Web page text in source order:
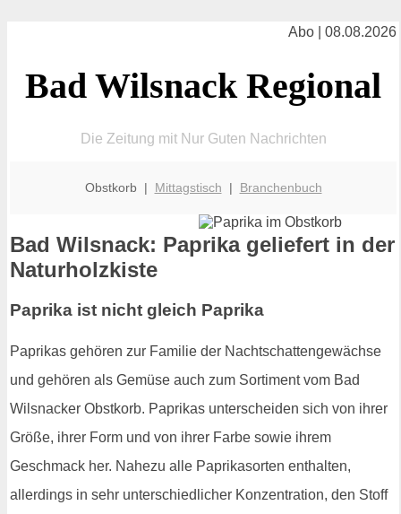
Abo | 08.08.2026
Bad Wilsnack Regional
Die Zeitung mit Nur Guten Nachrichten
Obstkorb | Mittagstisch | Branchenbuch
Bad Wilsnack: Paprika geliefert in der
Naturholzkiste
Paprika ist nicht gleich Paprika
Paprikas gehören zur Familie der Nachtschattengewächse
und gehören als Gemüse auch zum Sortiment vom Bad
Wilsnacker Obstkorb. Paprikas unterscheiden sich von ihrer
Größe, ihrer Form und von ihrer Farbe sowie ihrem
Geschmack her. Nahezu alle Paprikasorten enthalten,
allerdings in sehr unterschiedlicher Konzentration, den Stoff